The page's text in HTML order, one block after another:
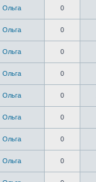
Ольга 0
Ольга 0
Ольга 0
Ольга 0
Ольга 0
Ольга 0
Ольга 0
Ольга 0